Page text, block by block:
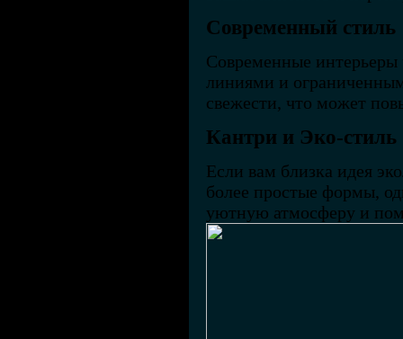
Современный стиль
Современные
линиями и
свежести, что может
Кантри и Эко-стиль
Если вам близка идея
более простые формы,
уютную атмосферу и